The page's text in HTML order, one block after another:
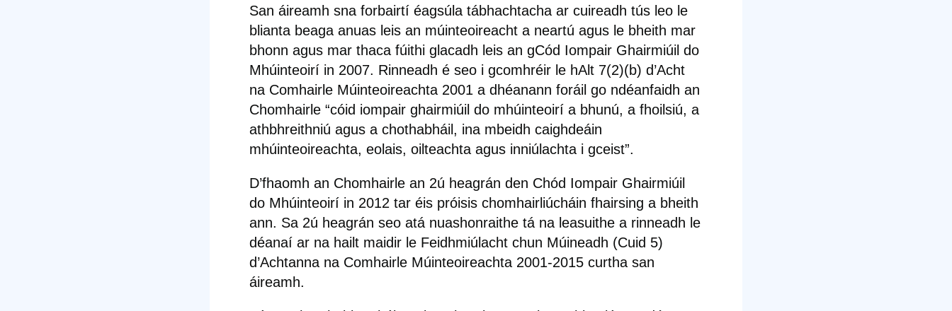
San áireamh sna forbairtí éagsúla tábhachtacha ar cuireadh tús leo le
blianta beaga anuas leis an múinteoireacht a neartú agus le bheith mar
bhonn agus mar thaca fúithi glacadh leis an gCód Iompair Ghairmiúil do
Mhúinteoirí in 2007. Rinneadh é seo i gcomhréir le hAlt 7(2)(b) d’Acht
na Comhairle Múinteoireachta 2001 a dhéanann foráil go ndéanfaidh an
Chomhairle “cóid iompair ghairmiúil do mhúinteoirí a bhunú, a fhoilsiú, a
athbhreithniú agus a chothabháil, ina mbeidh caighdeáin
mhúinteoireachta, eolais, oilteachta agus inniúlachta i gceist”.
D’fhaomh an Chomhairle an 2ú heagrán den Chód Iompair Ghairmiúil
do Mhúinteoirí in 2012 tar éis próisis chomhairliúcháin fhairsing a bheith
ann. Sa 2ú heagrán seo atá nuashonraithe tá na leasuithe a rinneadh le
déanaí ar na hailt maidir le Feidhmiúlacht chun Múineadh (Cuid 5)
d’Achtanna na Comhairle Múinteoireachta 2001-2015 curtha san
áireamh.